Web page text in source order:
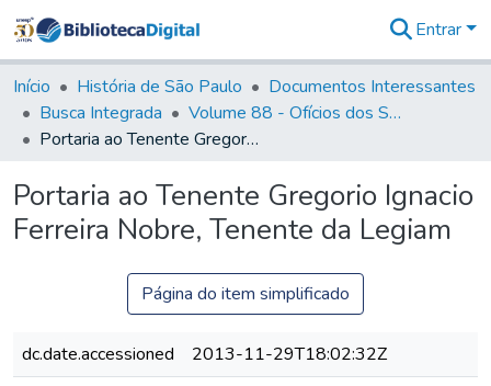
&
Coleções
Tudo na
Biblioteca
Estatísticas
Entrar
Início História de São Paulo
Documentos Interessantes
Busca Integrada
Volume 88 - Ofícios dos Senhores Governadores Interinos da Capitania de São Paulo (1817- 1819)
Portaria ao Tenente Gregorio Ignacio Ferreira Nobre, Tenente da Legiam
Portaria ao Tenente Gregorio Ignacio
Ferreira Nobre, Tenente da Legiam
Página do item simplificado
dc.date.accessioned
2013-11-29T18:02:32Z